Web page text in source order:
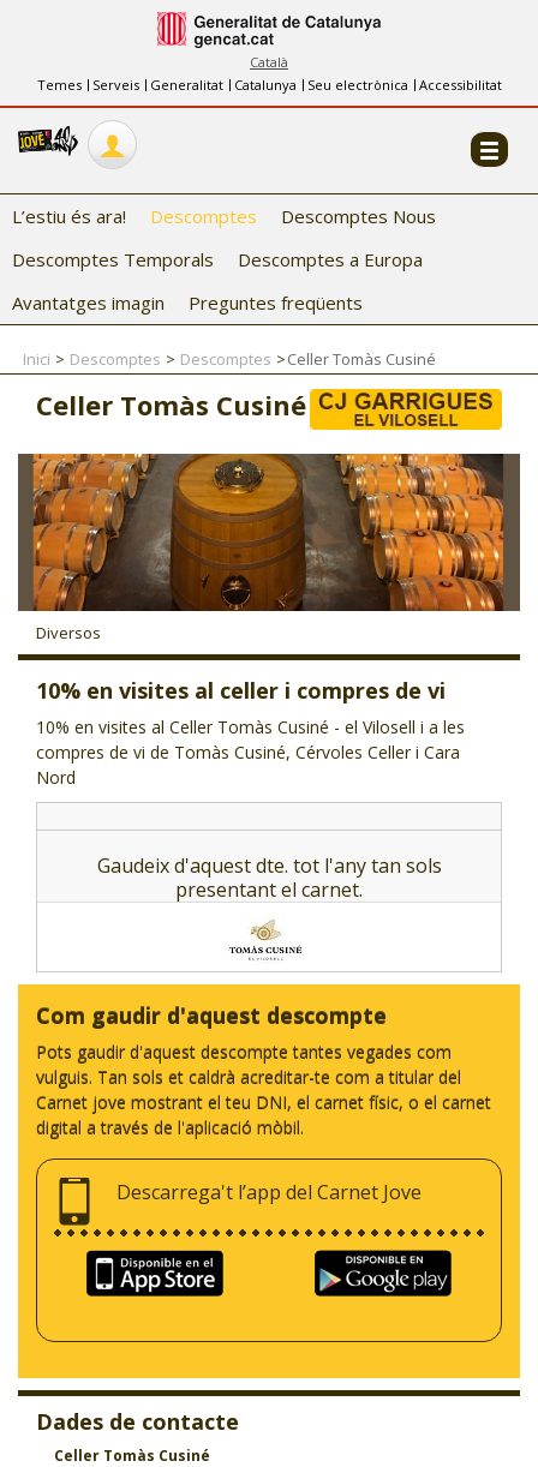
Català
Temes
Serveis Generalitat Catalunya Seu electrònica Accessibilitat
INFORMACIÓ
FES-TE EL CJ
COL·LABORADORS
CJ ADOLESCENTS
CJ EMANCIPACIÓ
CJ SALUT
CJ INTERNACIONAL
CJ LOCAL
T'INTERESSA #SOMJOVES
L’estiu és ara! Descomptes
Descomptes Nous
Descomptes Temporals
Descomptes a Europa
Avantatges imagin
Preguntes freqüents
Inici Descomptes Descomptes Celler Tomàs Cusiné
Celler Tomàs Cusiné
Diversos
10% en visites al celler i compres de vi
10% en visites al Celler Tomàs Cusiné - el Vilosell i a les
compres de vi de Tomàs Cusiné, Cérvoles Celler i Cara
Nord
Gaudeix d'aquest dte. tot l'any tan sols
presentant el carnet.
Com gaudir d'aquest descompte
Pots gaudir d'aquest descompte tantes vegades com
vulguis. Tan sols et caldrà acreditar-te com a titular del
Carnet jove mostrant el teu DNI, el carnet físic, o el carnet
digital a través de l'aplicació mòbil.
Descarrega't l’app del Carnet Jove
Dades de contacte
Celler Tomàs Cusiné